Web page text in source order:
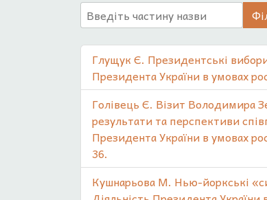
Введіть частину назви
Глущук Є. Президентські
Президента України в умовах
Голівець Є. Візит Володимира
результати та перспективи
Президента України в умовах
36.
Кушнарьова М. Нью-йоркські